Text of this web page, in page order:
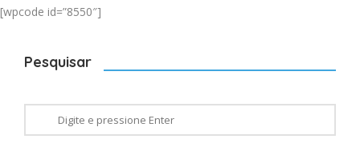
[wpcode id=”8550″]
Pesquisar